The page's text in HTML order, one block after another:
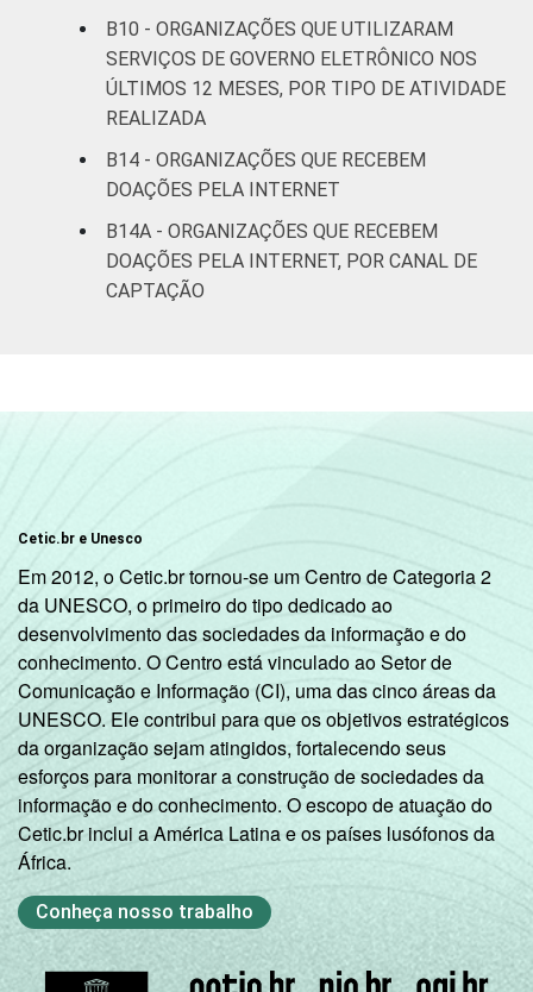
B10 - ORGANIZAÇÕES QUE UTILIZARAM
SERVIÇOS DE GOVERNO ELETRÔNICO NOS
ÚLTIMOS 12 MESES, POR TIPO DE ATIVIDADE
REALIZADA
B14 - ORGANIZAÇÕES QUE RECEBEM
DOAÇÕES PELA INTERNET
B14A - ORGANIZAÇÕES QUE RECEBEM
DOAÇÕES PELA INTERNET, POR CANAL DE
CAPTAÇÃO
Cetic.br e Unesco
Em 2012, o Cetic.br tornou-se um Centro de Categoria 2
da UNESCO, o primeiro do tipo dedicado ao
desenvolvimento das sociedades da informação e do
conhecimento. O Centro está vinculado ao Setor de
Comunicação e Informação (CI), uma das cinco áreas da
UNESCO. Ele contribui para que os objetivos estratégicos
da organização sejam atingidos, fortalecendo seus
esforços para monitorar a construção de sociedades da
informação e do conhecimento. O escopo de atuação do
Cetic.br inclui a América Latina e os países lusófonos da
África.
Conheça nosso trabalho